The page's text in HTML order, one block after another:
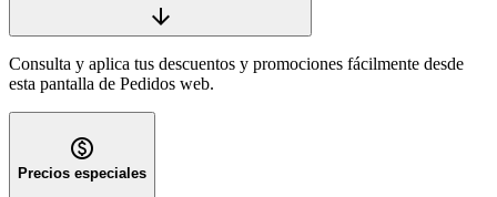
arrow_downward
Consulta y aplica tus descuentos y promociones fácilmente desde
esta pantalla de Pedidos web.
paid
Precios especiales